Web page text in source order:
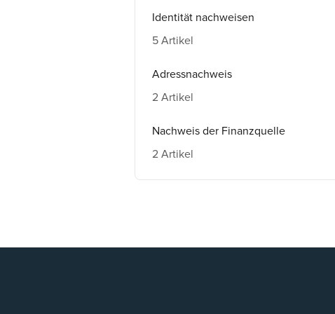
Identität nachweisen
5 Artikel
Adressnachweis
2 Artikel
Nachweis der Finanzquelle
2 Artikel